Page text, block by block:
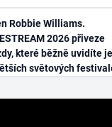
Robbie Williams.
2026 přiveze
které běžně uvidíte
světových